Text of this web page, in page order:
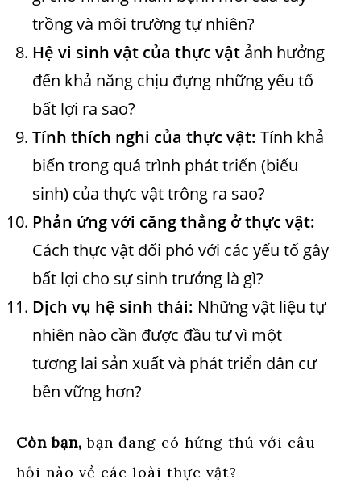
trồng và môi trường tự nhiên?
Hệ vi sinh vật của thực vật ảnh hưởng
đến khả năng chịu đựng những yếu tố
bất lợi ra sao?
Tính thích nghi của thực vật: Tính khả
biến trong quá trình phát triển (biểu
sinh) của thực vật trông ra sao?
Phản ứng với căng thẳng ở thực vật:
Cách thực vật đối phó với các yếu tố gây
bất lợi cho sự sinh trưởng là gì?
Dịch vụ hệ sinh thái: Những vật liệu tự
nhiên nào cần được đầu tư vì một
tương lai sản xuất và phát triển dân cư
bền vững hơn?
Còn bạn, bạn đang có hứng thú với câu
hỏi nào về các loài thực vật?